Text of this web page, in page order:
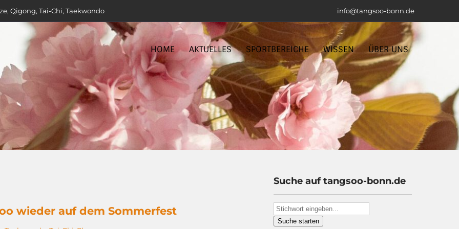
Qigong, Tai-Chi, Taekwondo info@tangsoo-bonn.de
HOME AKTUELLES SPORTBEREICHE WISSEN ÜBER UNS
wieder auf dem Sommerfest
Suche auf tangsoo-bonn.de